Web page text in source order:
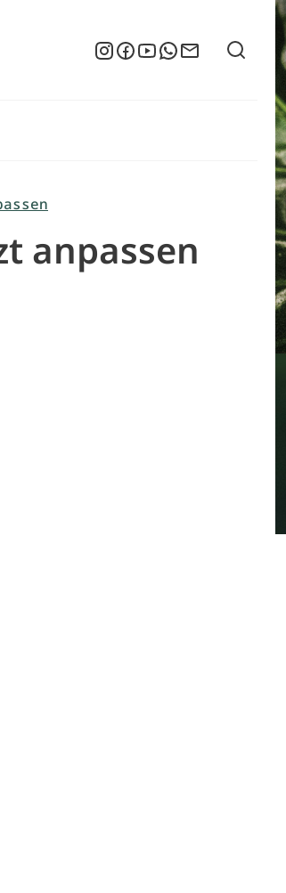
Suche
submenu
Instagram
Facebook
YouTubeWhatsApp
Newsletter
anpassen